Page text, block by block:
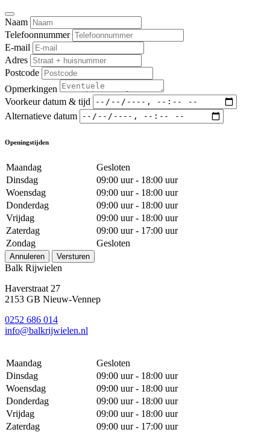
Naam
Telefoonnummer
E-mail
Adres
Postcode
Opmerkingen
Voorkeur datum & tijd
Alternatieve datum
Openingstijden
Maandag
Gesloten
Dinsdag
09:00 uur - 18:00 uur
Woensdag
09:00 uur - 18:00 uur
Donderdag
09:00 uur - 18:00 uur
Vrijdag
09:00 uur - 18:00 uur
Zaterdag
09:00 uur - 17:00 uur
Zondag
Gesloten
Annuleren Versturen
Balk Rijwielen
Haverstraat 27
2153 GB Nieuw-Vennep
0252 686 014
info@balkrijwielen.nl
Maandag
Gesloten
Dinsdag
09:00 uur - 18:00 uur
Woensdag
09:00 uur - 18:00 uur
Donderdag
09:00 uur - 18:00 uur
Vrijdag
09:00 uur - 18:00 uur
Zaterdag
09:00 uur - 17:00 uur